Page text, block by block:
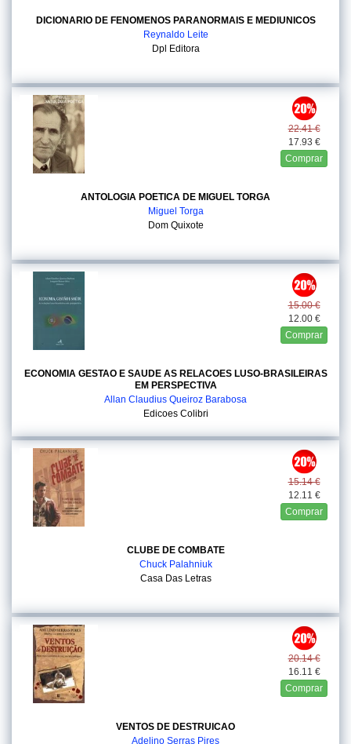
DICIONARIO DE FENOMENOS PARANORMAIS E MEDIUNICOS
Reynaldo Leite
Dpl Editora
22.41 €
17.93 €
Comprar
ANTOLOGIA POETICA DE MIGUEL TORGA
Miguel Torga
Dom Quixote
15.00 €
12.00 €
Comprar
ECONOMIA GESTAO E SAUDE AS RELACOES LUSO-BRASILEIRAS
EM PERSPECTIVA
Allan Claudius Queiroz Barabosa
Edicoes Colibri
15.14 €
12.11 €
Comprar
CLUBE DE COMBATE
Chuck Palahniuk
Casa Das Letras
20.14 €
16.11 €
Comprar
VENTOS DE DESTRUICAO
Adelino Serras Pires